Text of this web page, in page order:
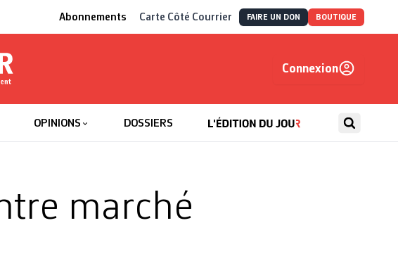
Abonnements Carte Côté Courrier FAIRE UN DON BOUTIQUE
Connexion
OPINIONS DOSSIERS
marché